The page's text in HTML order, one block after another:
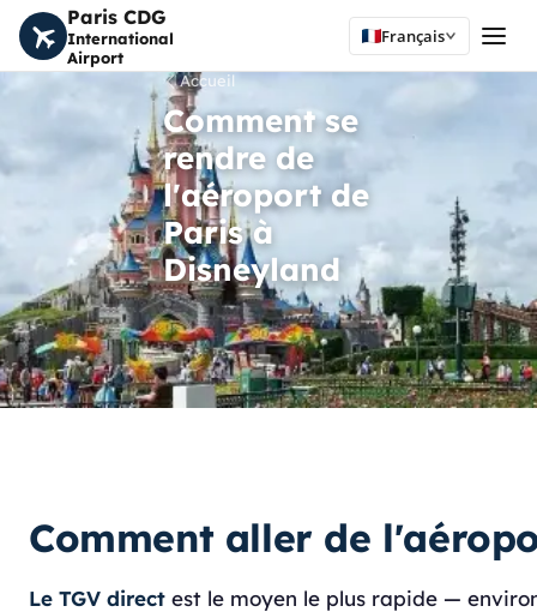
Paris CDG
International
Airport
Français
Accueil
Comment se
rendre de
l'aéroport de
Paris à
Disneyland
Comment aller de
Le TGV direct est le moyen le plus rapide —